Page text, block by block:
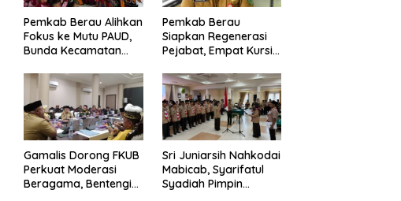
Pemkab Berau Alihkan
Fokus ke Mutu PAUD,
Bunda Kecamatan
Pengawasan
Pemkab Berau
Siapkan Regenerasi
Pejabat, Empat Kursi
Diisi
Gamalis Dorong FKUB
Perkuat Moderasi
Beragama, Bentengi
Sri Juniarsih Nahkodai
Mabicab, Syarifatul
Syadiah Pimpin